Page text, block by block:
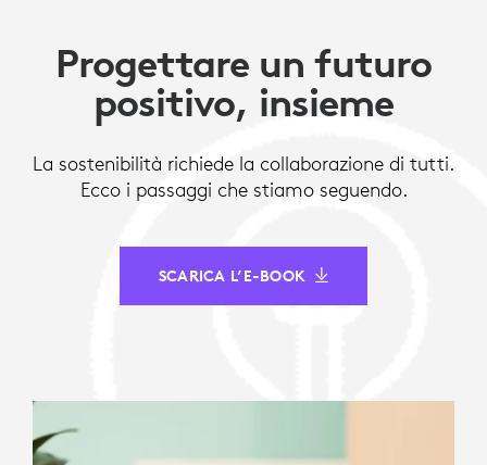
FUTURO
POSITIVO
Progettare un futuro
positivo, insieme
La sostenibilità richiede la collaborazione di tutti.
Ecco i passaggi che stiamo seguendo.
SCARICA L’E-BOOK